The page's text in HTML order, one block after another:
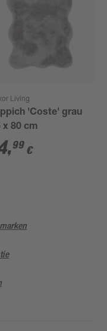
Living
'Coste' grau
x 80 cm
,99 €